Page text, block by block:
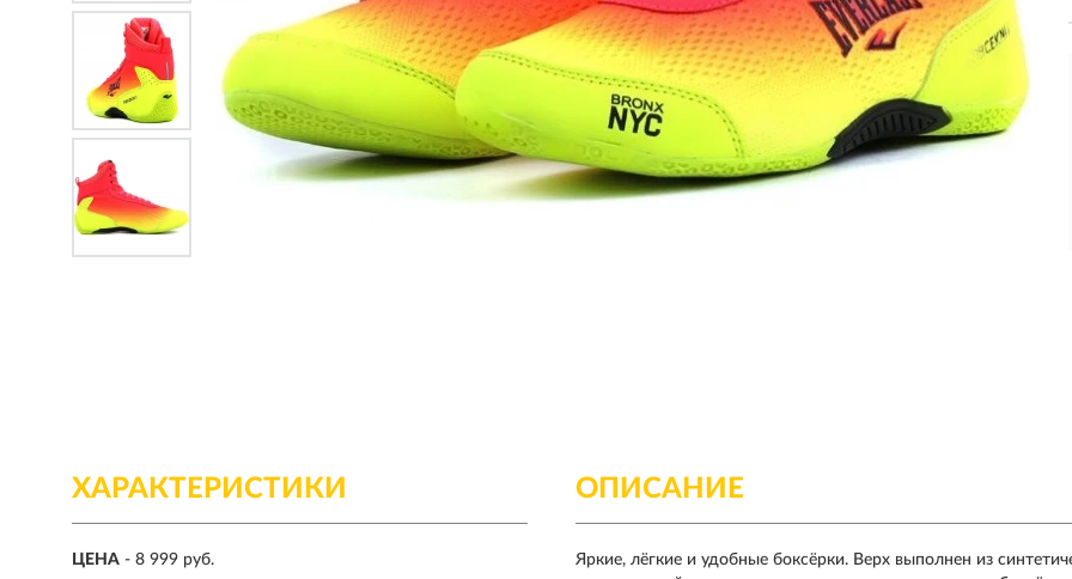
ХАРАКТЕРИСТИКИ
ЦЕНА - 8 999 руб.
ОПИСАНИЕ
Яркие, лёгкие и удобные боксёрки. Верх выполнен из